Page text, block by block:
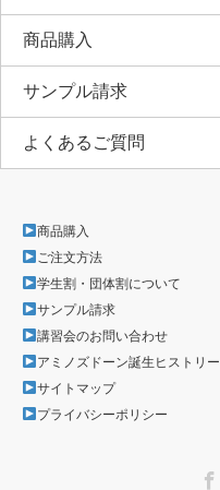
商品購入
サンプル請求
よくあるご質問
商品購入
ご注文方法
学生割・団体割について
サンプル請求
講習会のお問い合わせ
アミノズドーン誕生ヒストリー
サイトマップ
プライバシーポリシー